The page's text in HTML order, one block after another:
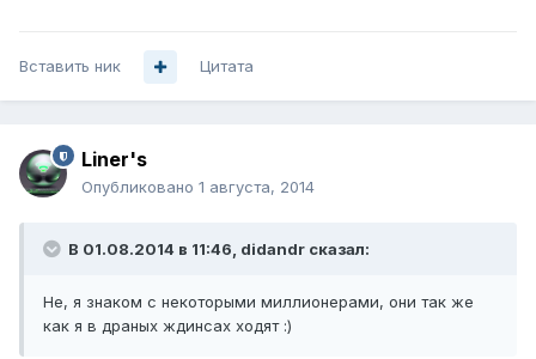
Вставить ник Цитата
Liner's
Опубликовано 1 августа, 2014
В 01.08.2014 в 11:46, didandr сказал:
Не, я знаком с некоторыми миллионерами, они так же
как я в драных ждинсах ходят :)